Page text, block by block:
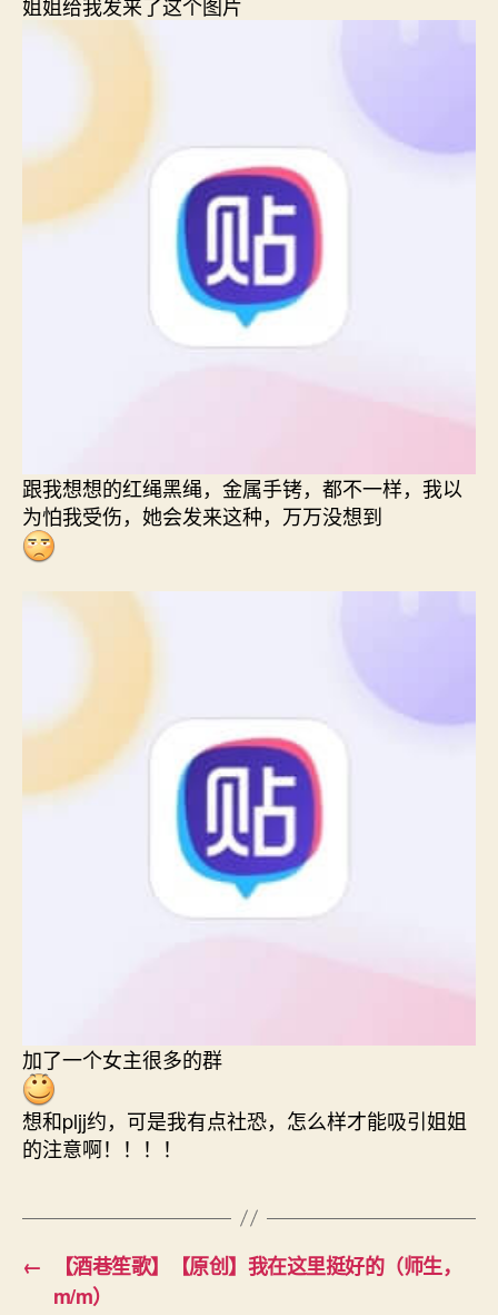
跟我想想的红绳黑绳，金属手铐，都不一样，我以
为怕我受伤，她会发来这种，万万没想到
加了一个女主很多的群
想和pljj约，可是我有点社恐，怎么样才能吸引姐姐
的注意啊！！！！
←
【酒巷笙歌】【原创】我在这里挺好的（师生，
m/m）